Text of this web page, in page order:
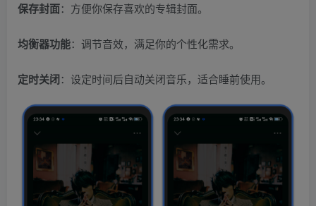
保存封面：方便你保存喜欢的专辑封面。
均衡器功能：调节音效，满足你的个性化需求。
定时关闭：设定时间后自动关闭音乐，适合睡前使用。